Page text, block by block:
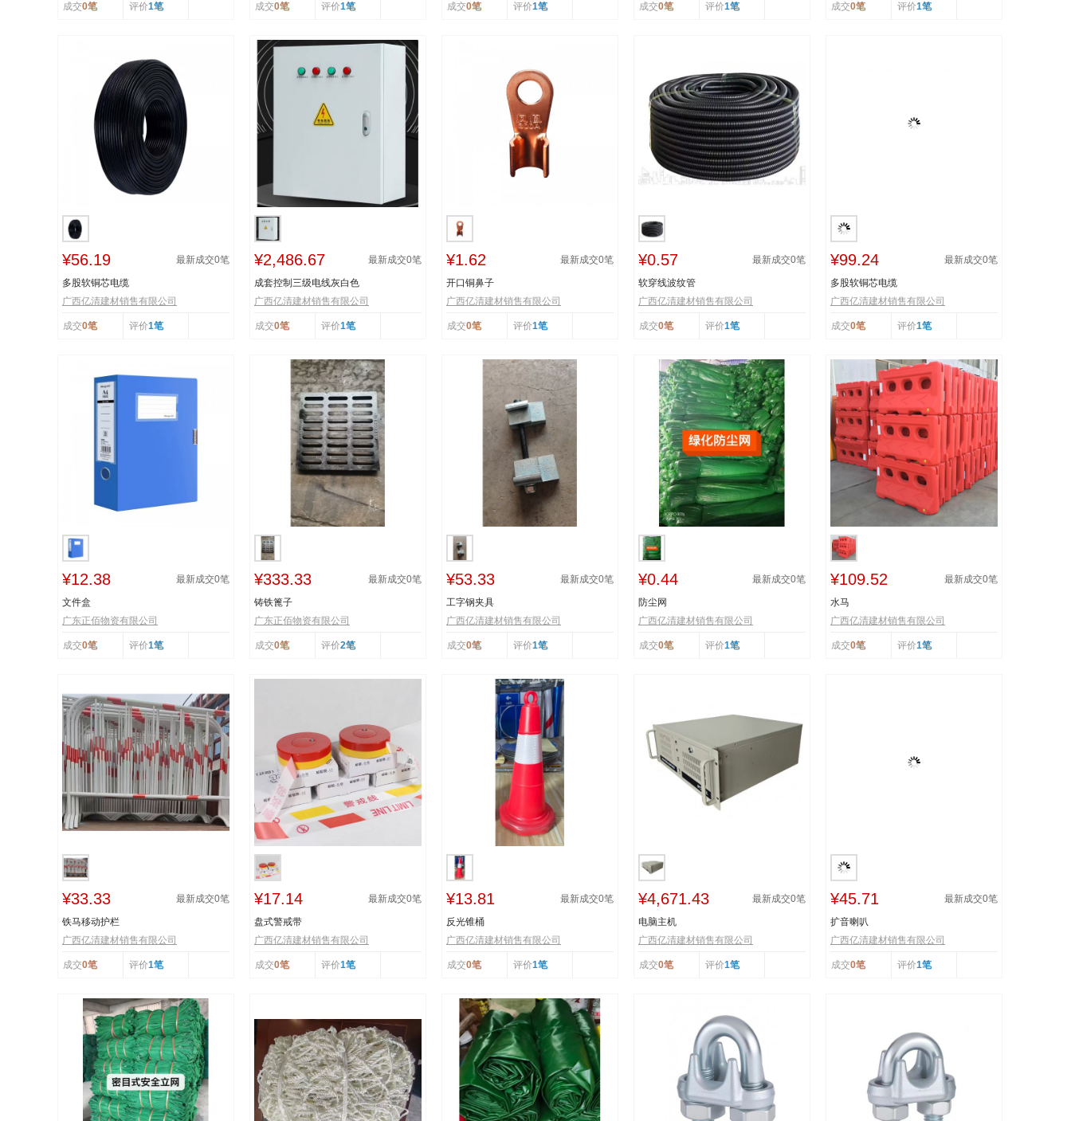
成交0笔 评价1笔 成交0笔 评价1笔 成交0笔 评价1笔 成交0笔 评价1笔 成交0笔 评价1笔
¥56.19 最新成交0笔
多股软铜芯电缆
广西亿清建材销售有限公司
成交0笔 评价1笔
¥2,486.67 最新成交0笔
成套控制三级电线灰白色
广西亿清建材销售有限公司
成交0笔 评价1笔
¥1.62 最新成交0笔
开口铜鼻子
广西亿清建材销售有限公司
成交0笔 评价1笔
¥0.57 最新成交0笔
软穿线波纹管
广西亿清建材销售有限公司
成交0笔 评价1笔
¥99.24 最新成交0笔
多股软铜芯电缆
广西亿清建材销售有限公司
成交0笔 评价1笔
¥12.38 最新成交0笔
文件盒
广东正佰物资有限公司
成交0笔 评价1笔
¥333.33 最新成交0笔
铸铁篦子
广东正佰物资有限公司
成交0笔 评价2笔
¥53.33 最新成交0笔
工字钢夹具
广西亿清建材销售有限公司
成交0笔 评价1笔
¥0.44 最新成交0笔
防尘网
广西亿清建材销售有限公司
成交0笔 评价1笔
¥109.52 最新成交0笔
水马
广西亿清建材销售有限公司
成交0笔 评价1笔
¥33.33 最新成交0笔
铁马移动护栏
广西亿清建材销售有限公司
成交0笔 评价1笔
¥17.14 最新成交0笔
盘式警戒带
广西亿清建材销售有限公司
成交0笔 评价1笔
¥13.81 最新成交0笔
反光锥桶
广西亿清建材销售有限公司
成交0笔 评价1笔
¥4,671.43 最新成交0笔
电脑主机
广西亿清建材销售有限公司
成交0笔 评价1笔
¥45.71 最新成交0笔
扩音喇叭
广西亿清建材销售有限公司
成交0笔 评价1笔